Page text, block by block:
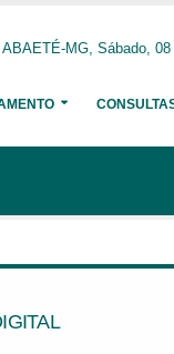
MG, Sábado,